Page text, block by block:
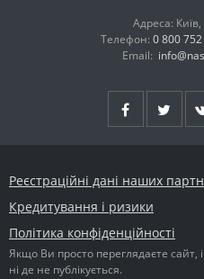
Адреса:
Телефон: 0 800
Email:
Реєстраційні дані наших
Кредитування і ризики
Політика конфіденційності
Якщо Ви просто переглядаєте сайт,
ні де не публікується.